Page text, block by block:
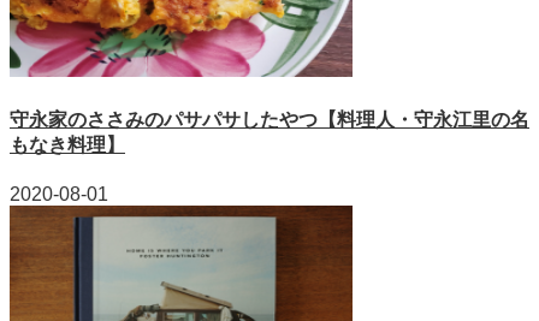
守永家のささみのパサパサしたやつ【料理人・守永江里の名
もなき料理】
2020-08-01